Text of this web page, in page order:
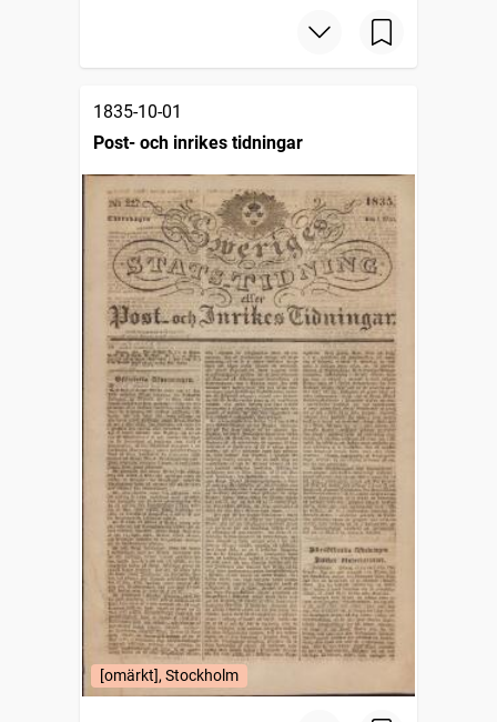
1835-10-01
Post- och inrikes tidningar
[omärkt], Stockholm